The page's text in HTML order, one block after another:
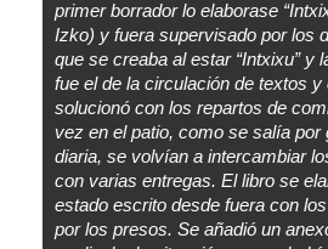
primer borrador lo elaborase
Izko) y fuera supervisado por los
que se creaba al estar “Intxixu” y
fue el de la circulación de textos
solucionó con los repartos de
vez en el patio, como se salí­a por
diaria, se volví­an a intercambiar
con varias entregas. El libro se
estado escrito desde fuera con
por los presos. Se añadió un